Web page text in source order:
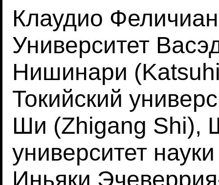
Клаудио
Университет
Нишинари
Токийский
Ши (Zhigang Shi),
университет
Иньяки